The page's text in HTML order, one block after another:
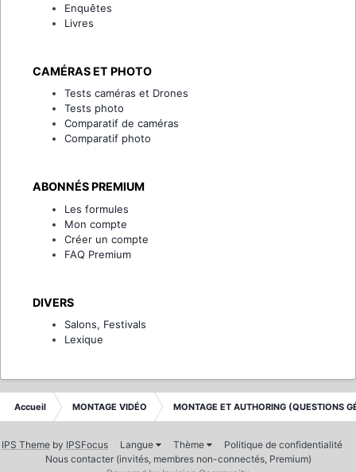
Enquêtes
Livres
CAMÉRAS ET PHOTO
Tests caméras et Drones
Tests photo
Comparatif de caméras
Comparatif photo
ABONNÉS PREMIUM
Les formules
Mon compte
Créer un compte
FAQ Premium
DIVERS
Salons, Festivals
Lexique
Accueil MONTAGE VIDÉO MONTAGE ET AUTHORING (QUESTIONS
IPS Theme by IPSFocus Langue Thème
Politique de confidentialité
Nous contacter (invités, membres non-connectés, Premium)